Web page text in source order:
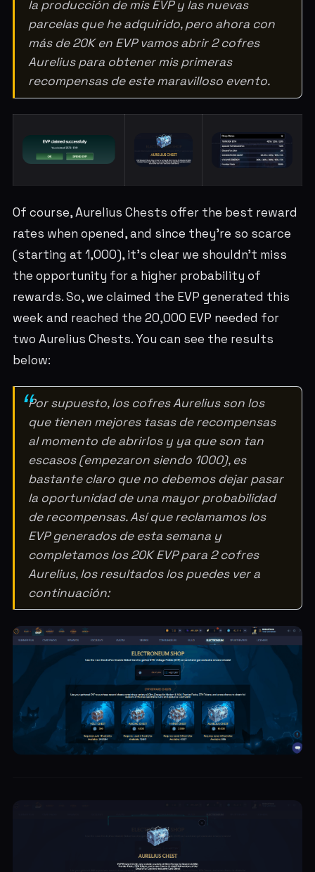
la producción de mis EVP y las nuevas
parcelas que he adquirido, pero ahora con
más de 20K en EVP vamos abrir 2 cofres
Aurelius para obtener mis primeras
recompensas de este maravilloso evento.
Of course, Aurelius Chests offer the best reward
rates when opened, and since they're so scarce
(starting at 1,000), it's clear we shouldn't miss
the opportunity for a higher probability of
rewards. So, we claimed the EVP generated this
week and reached the 20,000 EVP needed for
two Aurelius Chests. You can see the results
below:
Por supuesto, los cofres Aurelius son los
que tienen mejores tasas de recompensas
al momento de abrirlos y ya que son tan
escasos (empezaron siendo 1000), es
bastante claro que no debemos dejar pasar
la oportunidad de una mayor probabilidad
de recompensas. Así que reclamamos los
EVP generados de esta semana y
completamos los 20K EVP para 2 cofres
Aurelius, los resultados los puedes ver a
continuación: